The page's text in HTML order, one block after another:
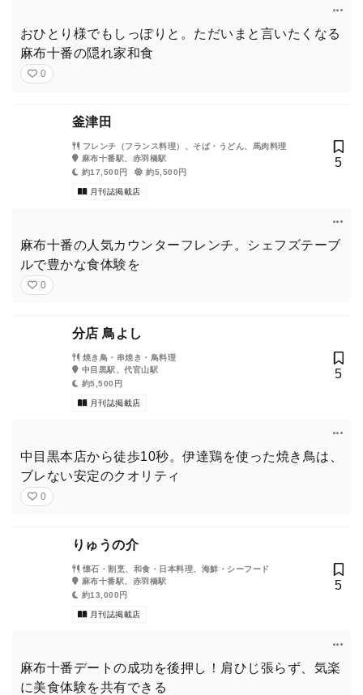
おひとり様でもしっぽりと。ただいまと言いたくなる
麻布十番の隠れ家和食
0
釜津田
フレンチ（フランス料理）、そば・うどん、馬肉料理
麻布十番駅、赤羽橋駅
約17,500円
約5,500円
月刊誌掲載店
5
麻布十番の人気カウンターフレンチ。シェフズテーブ
ルで豊かな食体験を
0
分店 鳥よし
焼き鳥・串焼き・鳥料理
中目黒駅、代官山駅
約5,500円
月刊誌掲載店
5
中目黒本店から徒歩10秒。伊達鶏を使った焼き鳥は、
ブレない安定のクオリティ
0
りゅうの介
懐石・割烹、和食・日本料理、海鮮・シーフード
麻布十番駅、赤羽橋駅
約13,000円
月刊誌掲載店
5
麻布十番デートの成功を後押し！肩ひじ張らず、気楽
に美食体験を共有できる